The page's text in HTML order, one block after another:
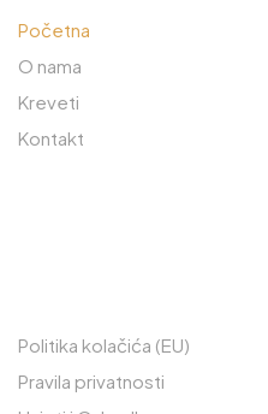
Početna
O nama
Kreveti
Kontakt
Politika kolačića (EU)
Pravila privatnosti